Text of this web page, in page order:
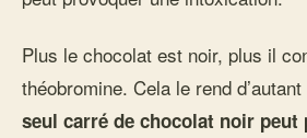
Plus le chocolat est noir, plus il
théobromine. Cela le rend
seul carré de chocolat noir peut